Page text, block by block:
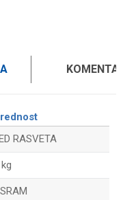
RASVETA